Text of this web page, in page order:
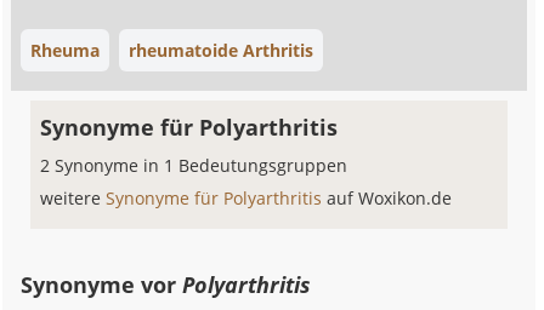
Rheuma rheumatoide Arthritis
Synonyme für Polyarthritis
2 Synonyme in 1 Bedeutungsgruppen
weitereSynonyme für Polyarthritisauf Woxikon.de
Synonyme vorPolyarthritis